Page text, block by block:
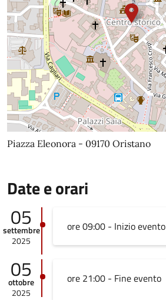
Piazza Eleonora - 09170 Oristano
Date e orari
05
settembre
2025
ore 09:00 - Inizio evento
05
ottobre
2025
ore 21:00 - Fine evento